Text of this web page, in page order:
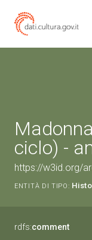
ciclo) -
https://w3id.org/
ENTITÀ DI TIPO:
rdfs:comment